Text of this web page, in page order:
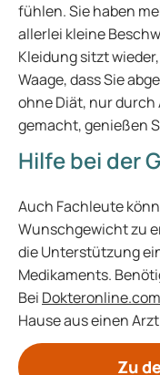
fühlen. Sie haben
allerlei kleine
Kleidung sitzt
Waage, dass Sie
ohne Diät, nur durch
gemacht, genießen
Hilfe bei der
Auch Fachleute
Wunschgewicht zu
die Unterstützung
Medikaments.
Bei Dokteronline.com
Hause aus einen
Zu